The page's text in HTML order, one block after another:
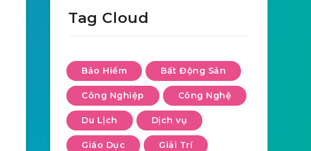
Tag Cloud
Bảo Hiểm Bất Động Sản
Công Nghiệp Công Nghệ
Du Lịch Dịch vụ
Giáo Dục Giải Trí